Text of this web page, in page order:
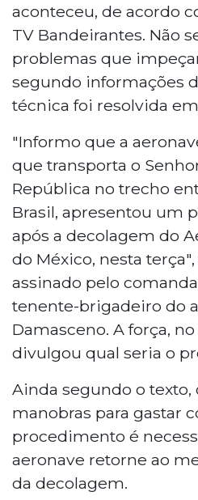
aconteceu, de acordo
TV Bandeirantes. Não
problemas que
segundo informações
técnica foi resolvida
"Informo que a
que transporta o
República no trecho
Brasil, apresentou um
após a decolagem do
do México, nesta
assinado pelo
tenente-brigadeiro do
Damasceno. A força,
divulgou qual seria o
Ainda segundo o texto,
manobras para gastar
procedimento é
aeronave retorne ao
da decolagem.